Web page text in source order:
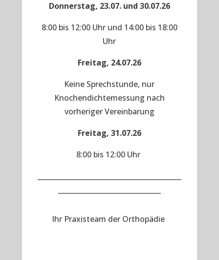
Donnerstag, 23.07. und 30.07.26
8:00 bis 12:00 Uhr und 14:00 bis 18:00
Uhr
Freitag, 24.07.26
Keine Sprechstunde, nur
Knochendichtemessung nach
vorheriger Vereinbarung
Freitag, 31.07.26
8:00 bis 12:00 Uhr
Ihr Praxisteam der Orthopädie